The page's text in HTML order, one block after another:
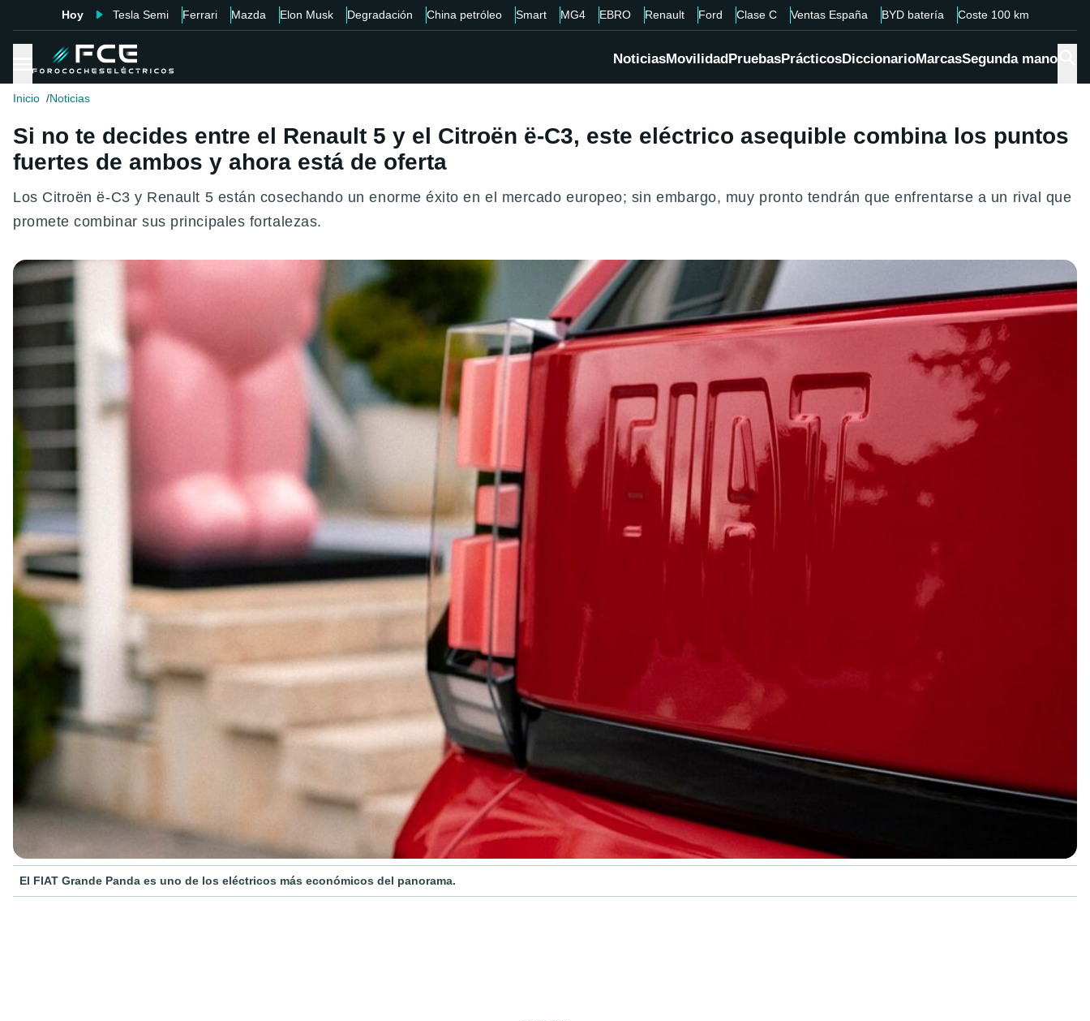
Hoy Tesla Semi Ferrari Mazda Elon Musk Degradación China petróleo Smart MG4 EBRO Renault Ford Clase C Ventas España BYD batería Coste 100 km
NoticiasMovilidadPruebasPrácticosDiccionarioMarcasSegunda mano
Inicio Noticias
Si no te decides entre el Renault 5 y el Citroën ë-C3, este eléctrico asequible combina los puntos
fuertes de ambos y ahora está de oferta
Los Citroën ë-C3 y Renault 5 están cosechando un enorme éxito en el mercado europeo; sin embargo, muy pronto tendrán que enfrentarse a un rival que
promete combinar sus principales fortalezas.
El FIAT Grande Panda es uno de los eléctricos más económicos del panorama.